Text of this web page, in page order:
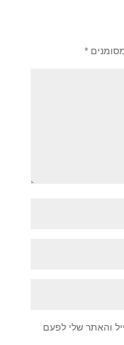
*
והאתר שלי לפעם